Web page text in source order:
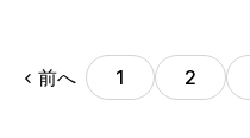
前へ 1 2